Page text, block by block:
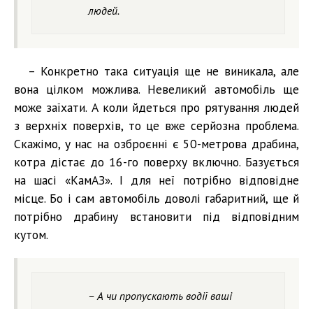
людей.
– Конкретно така ситуація ще не виникала, але
вона цілком можлива. Невеликий автомобіль ще
може заїхати. А коли йдеться про рятування людей
з верхніх поверхів, то це вже серйозна проблема.
Скажімо, у нас на озброєнні є 50-метрова драбина,
котра дістає до 16-го поверху включно. Базується
на шасі «КамАЗ». І для неї потрібно відповідне
місце. Бо і сам автомобіль доволі габаритний, ще й
потрібно драбину встановити під відповідним
кутом.
– А чи пропускають водії ваші